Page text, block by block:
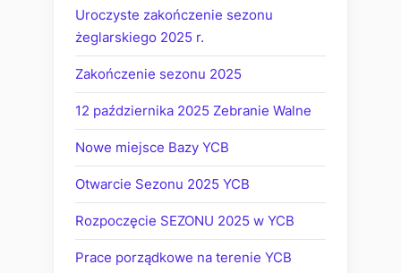
Uroczyste zakończenie sezonu
żeglarskiego 2025 r.
Zakończenie sezonu 2025
12 października 2025 Zebranie Walne
Nowe miejsce Bazy YCB
Otwarcie Sezonu 2025 YCB
Rozpoczęcie SEZONU 2025 w YCB
Prace porządkowe na terenie YCB